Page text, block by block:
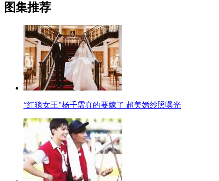
图集推荐
“红毯女王”杨千霈真的要嫁了 超美婚纱照曝光